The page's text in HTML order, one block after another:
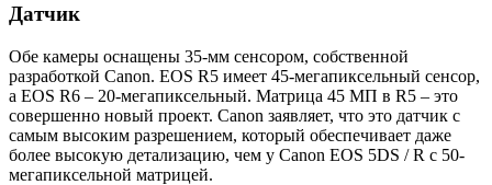
Датчик
Обе камеры оснащены 35-мм сенсором, собственной
разработкой Canon. EOS R5 имеет 45-мегапиксельный сенсор,
а EOS R6 – 20-мегапиксельный. Матрица 45 МП в R5 – это
совершенно новый проект. Canon заявляет, что это датчик с
самым высоким разрешением, который обеспечивает даже
более высокую детализацию, чем у Canon EOS 5DS / R с 50-
мегапиксельной матрицей.